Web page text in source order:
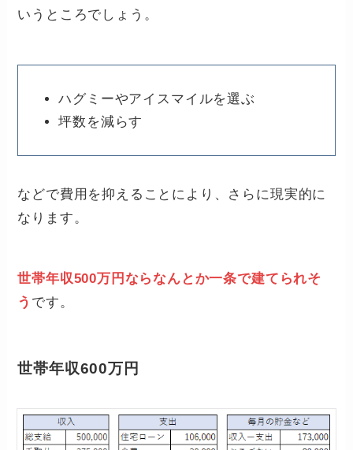
いうところでしょう。
ハグミーやアイスマイルを選ぶ
坪数を減らす
などで費用を抑えることにより、さらに現実的に
なります。
世帯年収500万円ならなんとか一条で建てられそ
う です。
世帯年収600万円